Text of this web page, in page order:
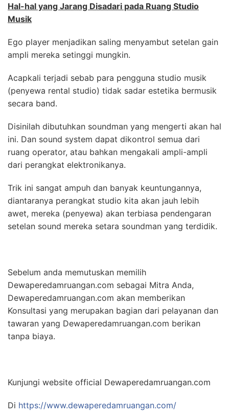
Hal-hal yang Jarang Disadari pada Ruang Studio
Musik
Ego player menjadikan saling menyambut setelan gain
ampli mereka setinggi mungkin.
Acapkali terjadi sebab para pengguna studio musik
(penyewa rental studio) tidak sadar estetika bermusik
secara band.
Disinilah dibutuhkan soundman yang mengerti akan hal
ini. Dan sound system dapat dikontrol semua dari
ruang operator, atau bahkan mengakali ampli-ampli
dari perangkat elektronikanya.
Trik ini sangat ampuh dan banyak keuntungannya,
diantaranya perangkat studio kita akan jauh lebih
awet, mereka (penyewa) akan terbiasa pendengaran
setelan sound mereka setara soundman yang terdidik.
Sebelum anda memutuskan memilih
Dewaperedamruangan.com sebagai Mitra Anda,
Dewaperedamruangan.com akan memberikan
Konsultasi yang merupakan bagian dari pelayanan dan
tawaran yang Dewaperedamruangan.com berikan
tanpa biaya.
Kunjungi website official Dewaperedamruangan.com
Di https://www.dewaperedamruangan.com/